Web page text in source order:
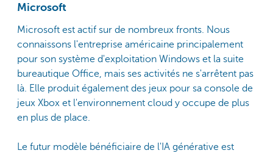
Microsoft
Microsoft est actif sur de nombreux fronts. Nous
connaissons l'entreprise américaine principalement
pour son système d'exploitation Windows et la suite
bureautique Office, mais ses activités ne s'arrêtent pas
là. Elle produit également des jeux pour sa console de
jeux Xbox et l'environnement cloud y occupe de plus
en plus de place.
Le futur modèle bénéficiaire de l'IA générative est